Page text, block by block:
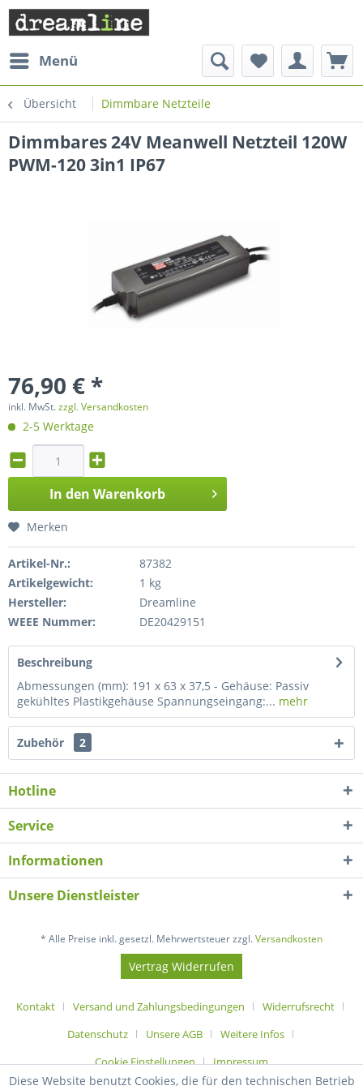
Menü
Übersicht Dimmbare Netzteile
Dimmbares 24V Meanwell Netzteil 120W
PWM-120 3in1 IP67
76,90 € *
inkl. MwSt.zzgl. Versandkosten
2-5 Werktage
In den Warenkorb
Merken
Artikel-Nr.:
87382
Artikelgewicht:
1 kg
Hersteller:
Dreamline
WEEE Nummer:
DE20429151
Beschreibung
Abmessungen (mm): 191 x 63 x 37,5 - Gehäuse: Passiv
gekühltes Plastikgehäuse Spannungseingang:... mehr
Zubehör 2
Hotline
Service
Informationen
Unsere Dienstleister
* Alle Preise inkl. gesetzl. Mehrwertsteuer zzgl.Versandkosten
Vertrag Widerrufen
Kontakt Versand und Zahlungsbedingungen
Widerrufsrecht
Datenschutz
Unsere AGB
Weitere Infos
Cookie Einstellungen
Impressum
Diese Website benutzt Cookies, die für den technischen Betrieb